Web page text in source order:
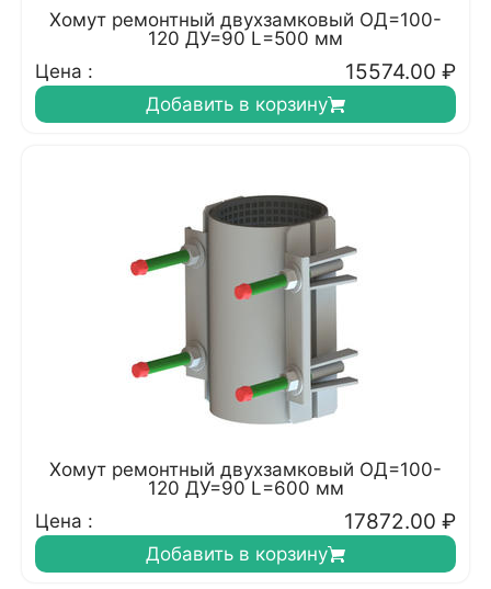
Хомут ремонтный двухзамковый ОД=100-
120 ДУ=90 L=500 мм
Цена :
15574.00 ₽
Добавить в корзину
Хомут ремонтный двухзамковый ОД=100-
120 ДУ=90 L=600 мм
Цена :
17872.00 ₽
Добавить в корзину